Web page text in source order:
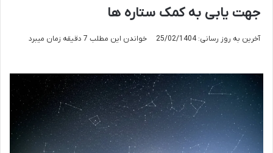
جهت یابی به کمک ستاره ها
آخرین به روز رسانی: 25/02/1404 خواندن این مطلب 7 دقیقه زمان میبرد